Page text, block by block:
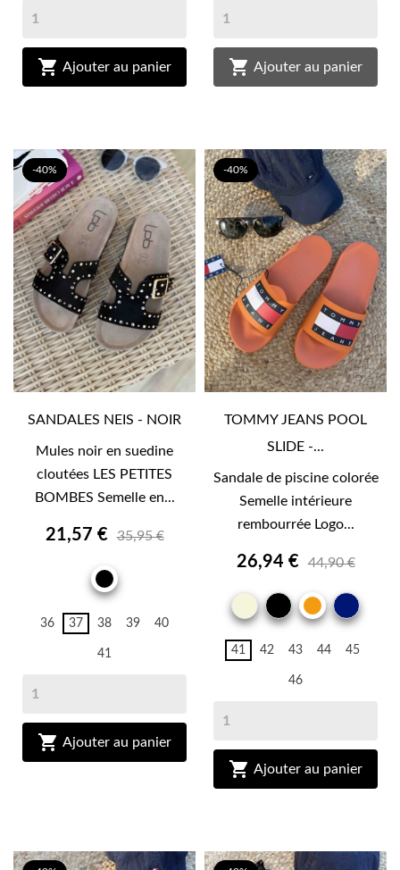
 Ajouter au panier  Ajouter au panier
-40%
SANDALES NEIS - NOIR
Mules noir en suedine
cloutées LES PETITES
BOMBES Semelle en...
21,57 € 35,95 €
NOIR
36 37 38 39 40
41
 Ajouter au panier
-40%
TOMMY JEANS POOL
SLIDE -...
Sandale de piscine colorée
Semelle intérieure
rembourrée Logo...
26,94 € 44,90 €
BEIGENOIRORANGE
41 42 43 44 45
46
 Ajouter au panier